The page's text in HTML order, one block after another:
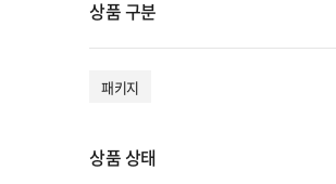
상품 구분
패키지
상품 상태